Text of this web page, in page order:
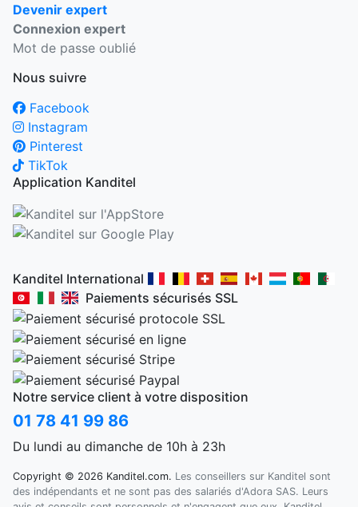
Devenir expert
Connexion expert
Mot de passe oublié
Nous suivre
Facebook
Instagram
Pinterest
TikTok
Application Kanditel
Kanditel International
Paiements sécurisés SSL
Notre service client à votre disposition
01 78 41 99 86
Du lundi au dimanche de 10h à 23h
Copyright © 2026 Kanditel.com. Les conseillers sur Kanditel sont
des indépendants et ne sont pas des salariés d'Adora SAS. Leurs